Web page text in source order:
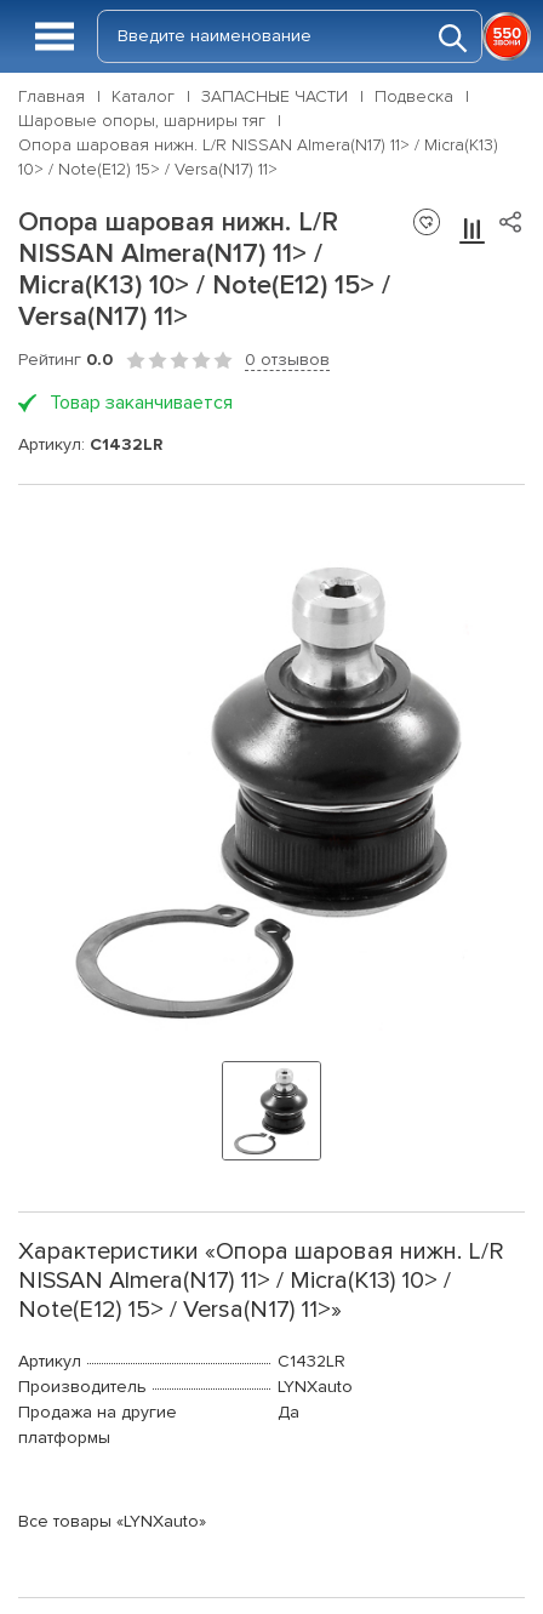
Главная Каталог ЗАПАСНЫЕ ЧАСТИ
Подвеска
Шаровые опоры, шарниры тяг
Опора шаровая нижн. L/R NISSAN Almera(N17) 11> / Micra(K13)
10> / Note(E12) 15> / Versa(N17) 11>
Опора шаровая нижн. L/R
NISSAN Almera(N17) 11> /
Micra(K13) 10> / Note(E12) 15> /
Versa(N17) 11>
Рейтинг 0.0 0 отзывов
Товар заканчивается
Артикул: C1432LR
Характеристики «Опора шаровая нижн. L/R
NISSAN Almera(N17) 11> / Micra(K13) 10> /
Note(E12) 15> / Versa(N17) 11>»
Артикул
C1432LR
Производитель
LYNXauto
Продажа на другие
платформы
Да
Все товары «LYNXauto»